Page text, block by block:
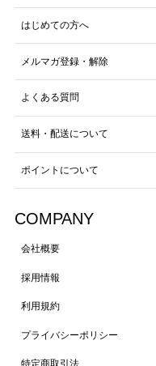
はじめての方へ
メルマガ登録・解除
よくある質問
送料・配送について
ポイントについて
COMPANY
会社概要
採用情報
利用規約
プライバシーポリシー
特定商取引法